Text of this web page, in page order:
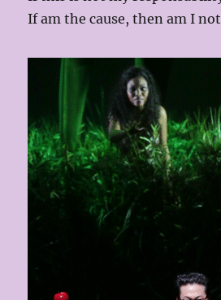
If am the cause, then am I